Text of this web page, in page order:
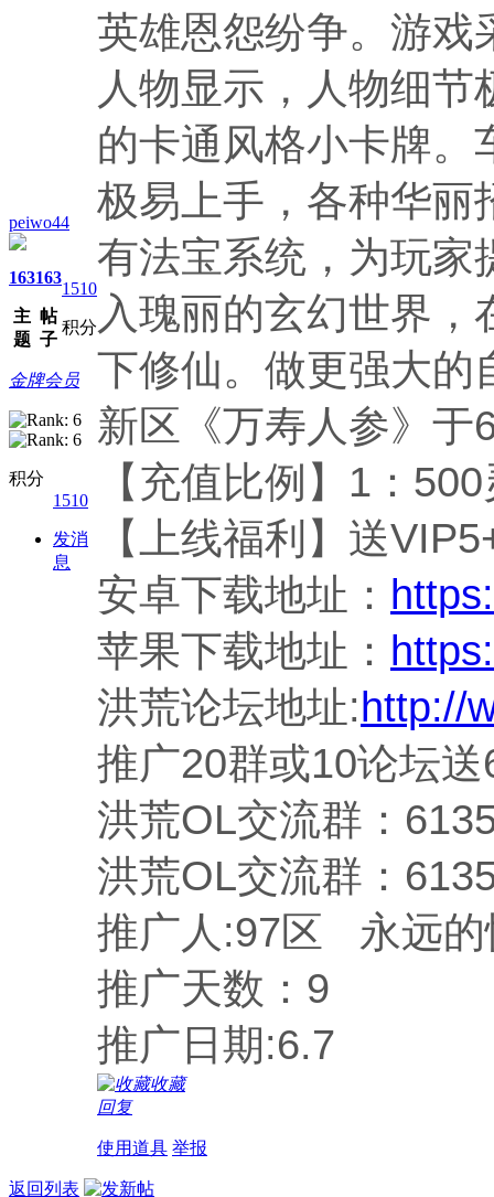
peiwo44
163
主
题
163
帖
子
1510
积分
金牌会员
积分
1510
发消
息
英雄恩怨纷争。游戏
人物显示，人物细
的卡通风格小卡牌。
极易上手，各种华丽
有法宝系统，为玩家
入瑰丽的玄幻世界
下修仙。做更强大的
新区《万寿人参》于
【充值比例】1：
【上线福利】送
安卓下载地址：
苹果下载地址：
洪荒论坛地址:http://
推广20群或10论坛
洪荒OL交流群：
洪荒OL交流群：
推广人:97区 永远的
推广天数：9
推广日期:6.7
收藏
回复
使用道具 举报
返回列表